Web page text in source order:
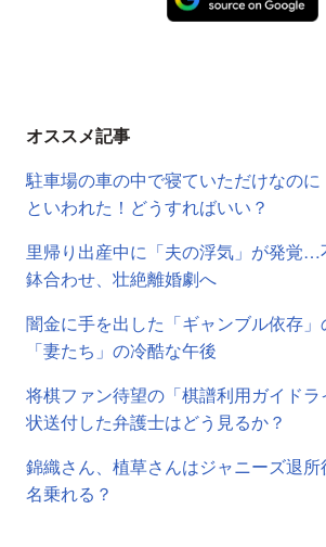
オススメ記事
駐車場の車の中で寝ていただけなのに
といわれた！どうすればいい？
里帰り出産中に「夫の浮気」が発覚…
鉢合わせ、壮絶離婚劇へ
闇金に手を出した「ギャンブル依存
「妻たち」の冷酷な午後
将棋ファン待望の「棋譜利用ガイド
状送付した弁護士はどう見るか？
錦織さん、植草さんはジャニーズ退
名乗れる？